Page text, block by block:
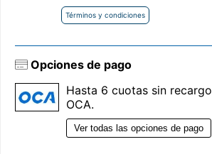
Términos y condiciones
Opciones de pago
Hasta 6 cuotas sin
OCA.
Ver todas las opciones de pago